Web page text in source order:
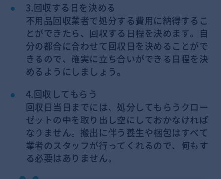
3.回収する日を決める
不用品回収業者で処分する費用に納得するこ
とができたら、回収する日程を決めます。自
分の都合に合わせて回収日を決めることがで
きるので、確実に立ち合いができる日程を決
めるようにしましょう。
4.回収してもらう
回収日当日までには、処分してもらうクロー
ゼットの中を取り出し空にしておかなければ
なりません。搬出に伴う養生や梱包はすべて
業者のスタッフが行ってくれるので、何もす
る必要はありません。